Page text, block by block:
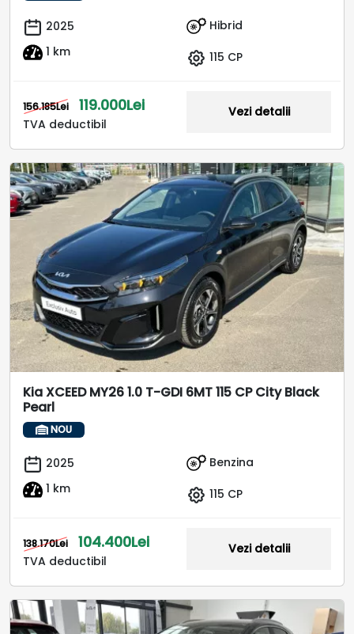
2025
1 km
Hibrid
115 CP
156.185Lei 119.000Lei
TVA deductibil
Vezi detalii
Kia XCEED MY26 1.0 T-GDI 6MT 115 CP City Black
Pearl
NOU
2025
1 km
Benzina
115 CP
138.170Lei 104.400Lei
TVA deductibil
Vezi detalii